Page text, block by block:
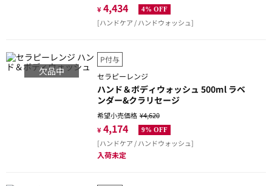
¥ 4,434 4% OFF
[ハンドケア / ハンドウォッシュ]
欠品中
P付与
セラピーレンジ
ハンド＆ボディウォッシュ 500ml ラベ
ンダー&クラリセージ
希望小売価格¥4,620
¥ 4,174 9% OFF
[ハンドケア / ハンドウォッシュ]
入荷未定